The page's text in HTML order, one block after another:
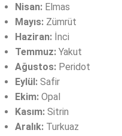
Nisan: Elmas
Mayıs: Zümrüt
Haziran: İnci
Temmuz: Yakut
Ağustos: Peridot
Eylül: Safir
Ekim: Opal
Kasım: Sitrin
Aralık: Turkuaz